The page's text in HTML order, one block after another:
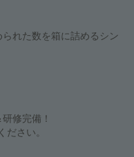
れた数を箱に詰めるシン
修完備！
さい。